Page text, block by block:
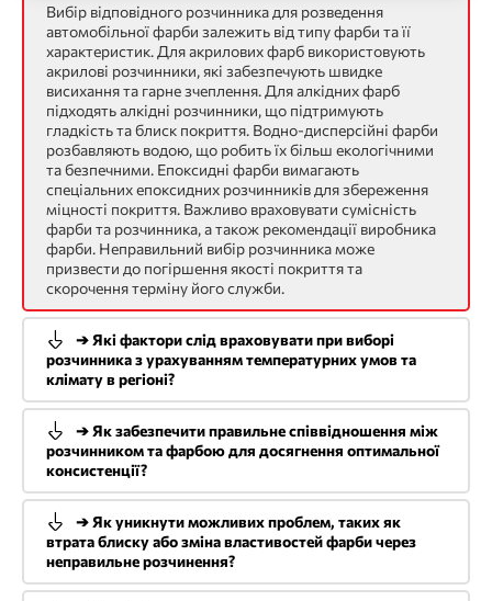
Вибір відповідного розчинника для розведення
автомобільної фарби залежить від типу фарби та її
характеристик. Для акрилових фарб використовують
акрилові розчинники, які забезпечують швидке
висихання та гарне зчеплення. Для алкідних фарб
підходять алкідні розчинники, що підтримують
гладкість та блиск покриття. Водно-дисперсійні фарби
розбавляють водою, що робить їх більш екологічними
та безпечними. Епоксидні фарби вимагають
спеціальних епоксидних розчинників для збереження
міцності покриття. Важливо враховувати сумісність
фарби та розчинника, а також рекомендації виробника
фарби. Неправильний вибір розчинника може
призвести до погіршення якості покриття та
скорочення терміну його служби.
➔ Які фактори слід враховувати при виборі
розчинника з урахуванням температурних умов та
клімату в регіоні?
➔ Як забезпечити правильне співвідношення між
розчинником та фарбою для досягнення оптимальної
консистенції?
➔ Як уникнути можливих проблем, таких як
втрата блиску або зміна властивостей фарби через
неправильне розчинення?